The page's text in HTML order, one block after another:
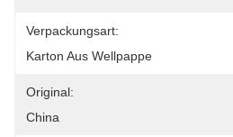
Verpackungsart:
Karton Aus Wellpappe
Original:
China